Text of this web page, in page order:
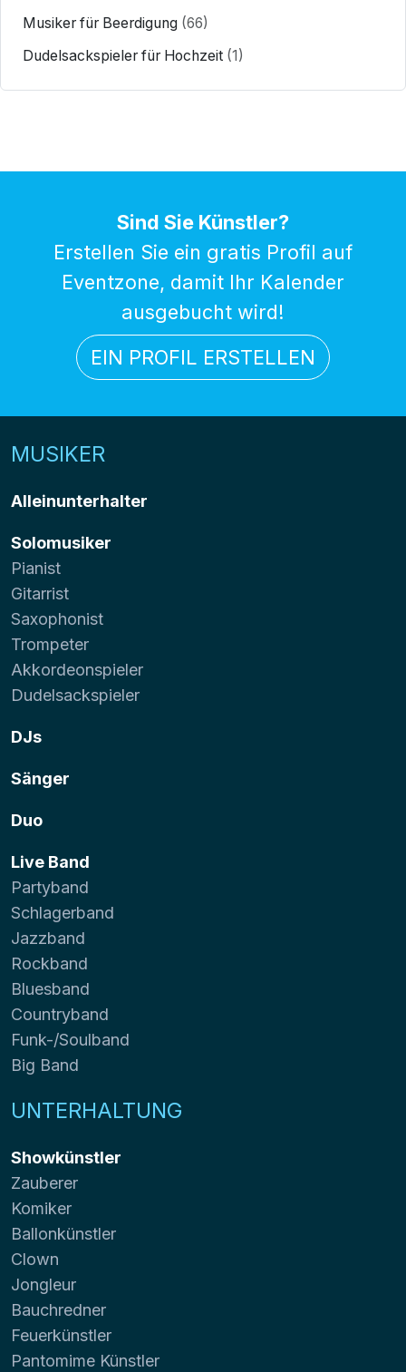
Musiker für Beerdigung (66)
Dudelsackspieler für Hochzeit (1)
Sind Sie Künstler?
Erstellen Sie ein gratis Profil auf
Eventzone, damit Ihr Kalender
ausgebucht wird!
EIN PROFIL ERSTELLEN
MUSIKER
Alleinunterhalter
Solomusiker
Pianist
Gitarrist
Saxophonist
Trompeter
Akkordeonspieler
Dudelsackspieler
DJs
Sänger
Duo
Live Band
Partyband
Schlagerband
Jazzband
Rockband
Bluesband
Countryband
Funk-/Soulband
Big Band
UNTERHALTUNG
Showkünstler
Zauberer
Komiker
Ballonkünstler
Clown
Jongleur
Bauchredner
Feuerkünstler
Pantomime Künstler